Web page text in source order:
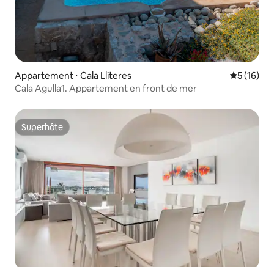
Appartement ⋅ Cala Lliteres
5 (16)
Cala Agulla1. Appartement en front de mer
Superhôte
Superhôte